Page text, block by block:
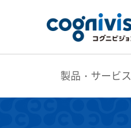
製品・サービス